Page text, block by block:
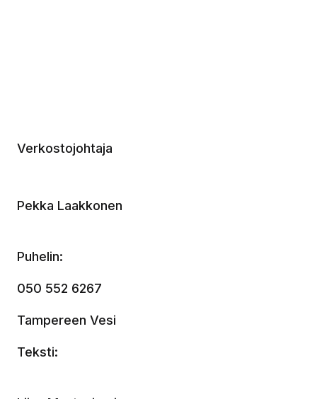
Verkostojohtaja
Pekka Laakkonen
Puhelin:
050 552 6267
Tampereen Vesi
Teksti: